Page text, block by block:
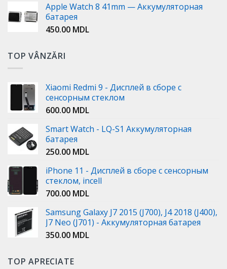
Apple Watch 8 41mm — Аккумуляторная
батарея
450.00 MDL
TOP VÂNZĂRI
Xiaomi Redmi 9 - Дисплей в сборе с
сенсорным стеклом
600.00 MDL
Smart Watch - LQ-S1 Аккумуляторная
батарея
250.00 MDL
iPhone 11 - Дисплей в сборе с сенсорным
стеклом, incell
700.00 MDL
Samsung Galaxy J7 2015 (J700), J4 2018 (J400),
J7 Neo (J701) - Аккумуляторная батарея
350.00 MDL
TOP APRECIATE